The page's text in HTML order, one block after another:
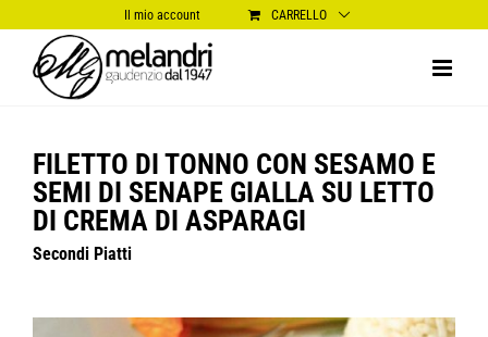
al
contenuto
Il mio account CARRELLO
FILETTO DI TONNO CON SESAMO E
SEMI DI SENAPE GIALLA SU LETTO
DI CREMA DI ASPARAGI
Secondi Piatti